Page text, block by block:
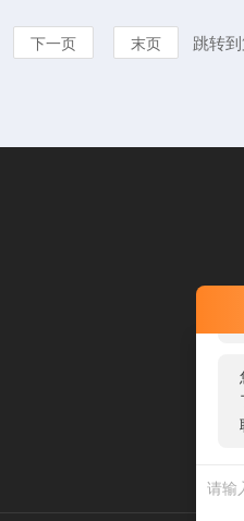
下一页 末页 跳转